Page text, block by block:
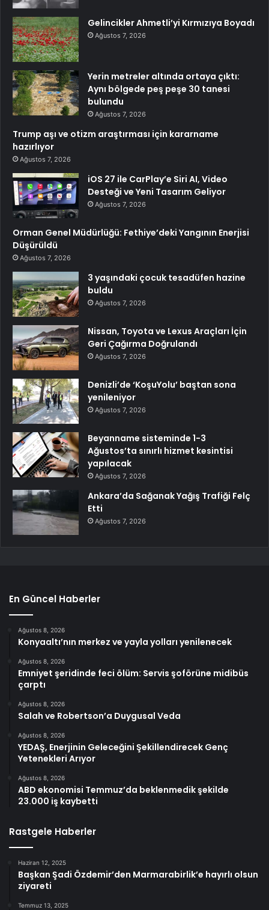
Gelincikler Ahmetli’yi Kırmızıya Boyadı
Ağustos 7, 2026
Yerin metreler altında ortaya çıktı:
Aynı bölgede peş peşe 30 tanesi
bulundu
Ağustos 7, 2026
Trump aşı ve otizm araştırması için kararname
hazırlıyor
Ağustos 7, 2026
iOS 27 ile CarPlay’e Siri AI, Video
Desteği ve Yeni Tasarım Geliyor
Ağustos 7, 2026
Orman Genel Müdürlüğü: Fethiye’deki Yangının Enerjisi
Düşürüldü
Ağustos 7, 2026
3 yaşındaki çocuk tesadüfen hazine
buldu
Ağustos 7, 2026
Nissan, Toyota ve Lexus Araçları İçin
Geri Çağırma Doğrulandı
Ağustos 7, 2026
Denizli’de ‘KoşuYolu’ baştan sona
yenileniyor
Ağustos 7, 2026
Beyanname sisteminde 1-3
Ağustos’ta sınırlı hizmet kesintisi
yapılacak
Ağustos 7, 2026
Ankara’da Sağanak Yağış Trafiği Felç
Etti
Ağustos 7, 2026
En Güncel Haberler
Ağustos 8, 2026
Konyaaltı’nın merkez ve yayla yolları yenilenecek
Ağustos 8, 2026
Emniyet şeridinde feci ölüm: Servis şoförüne midibüs
çarptı
Ağustos 8, 2026
Salah ve Robertson’a Duygusal Veda
Ağustos 8, 2026
YEDAŞ, Enerjinin Geleceğini Şekillendirecek Genç
Yetenekleri Arıyor
Ağustos 8, 2026
ABD ekonomisi Temmuz’da beklenmedik şekilde
23.000 iş kaybetti
Rastgele Haberler
Haziran 12, 2025
Başkan Şadi Özdemir’den Marmarabirlik’e hayırlı olsun
ziyareti
Temmuz 13, 2025